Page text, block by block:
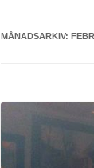
MÅNADSARKIV: